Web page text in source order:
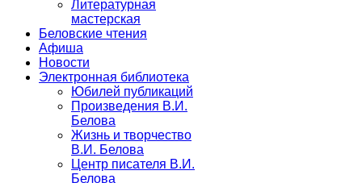
Литературная
мастерская
Беловские чтения
Афиша
Новости
Электронная библиотека
Юбилей публикаций
Произведения В.И.
Белова
Жизнь и творчество
В.И. Белова
Центр писателя В.И.
Белова